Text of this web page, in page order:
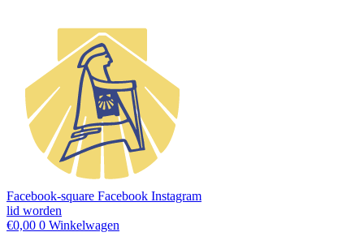
Facebook-square Facebook Instagram
lid worden
€0,00 0 Winkelwagen